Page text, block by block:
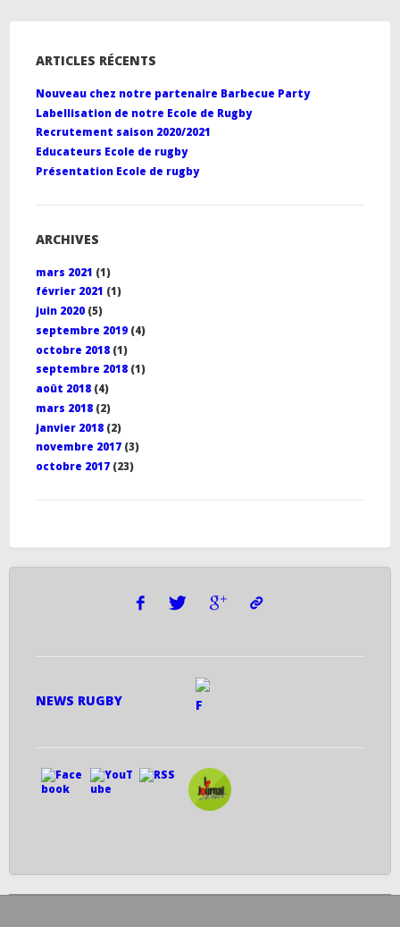
ARTICLES RÉCENTS
Nouveau chez notre partenaire Barbecue Party
Labellisation de notre Ecole de Rugby
Recrutement saison 2020/2021
Educateurs Ecole de rugby
Présentation Ecole de rugby
ARCHIVES
mars 2021 (1)
février 2021 (1)
juin 2020(5)
septembre 2019(4)
octobre 2018(1)
septembre 2018(1)
août 2018(4)
mars 2018(2)
janvier 2018(2)
novembre 2017(3)
octobre 2017(23)
NEWS RUGBY